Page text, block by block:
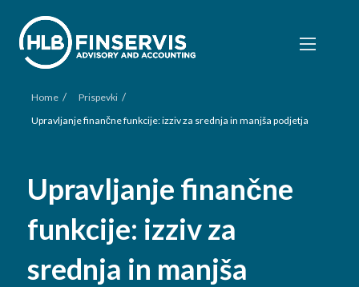
Home / Prispevki /
Upravljanje finančne funkcije: izziv za srednja in manjša podjetja
Upravljanje finančne
funkcije: izziv za
srednja in manjša